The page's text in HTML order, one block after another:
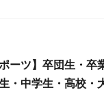
ポーツ】卒団生・
・中学生・高校・